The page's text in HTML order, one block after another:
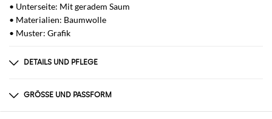
• Unterseite: Mit geradem Saum
• Materialien: Baumwolle
• Muster: Grafik
DETAILS UND PFLEGE
100% Cotone
GRÖSSE UND PASSFORM
Größen